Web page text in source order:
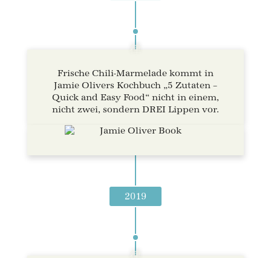
Frische Chili-Marmelade kommt in
Jamie Olivers Kochbuch „5 Zutaten –
Quick and Easy Food“ nicht in einem,
nicht zwei, sondern DREI Lippen vor.
2019